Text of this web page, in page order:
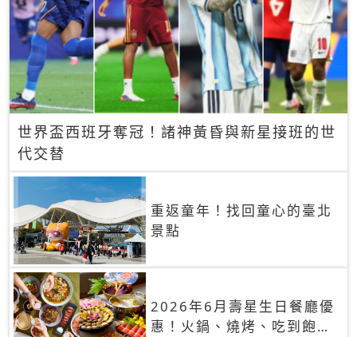
世界盃西班牙奪冠！諸神黃昏與新星接班的世
代交替
重返童年！找回童心的臺北
景點
2026年6月壽星生日餐廳優
惠！火鍋、燒烤、吃到飽，